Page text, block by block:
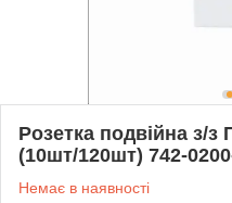
Розетка подвійна з/з
(10шт/120шт) 742-
Немає в наявності